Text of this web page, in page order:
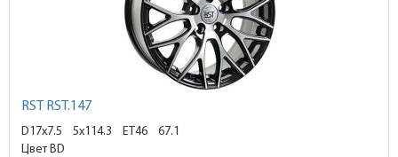
RST RST.147
D17x7.5 5x114.3 ET46
67.1
Цвет BD